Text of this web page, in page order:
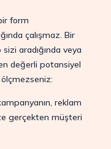
form
çalışmaz. Bir
aradığında veya
değerli potansiyel
reklam
gerçekten müşteri